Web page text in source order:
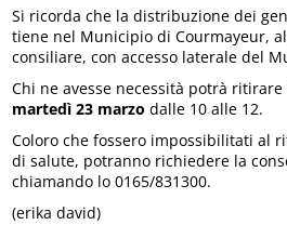
Si ricorda che la distribuzione dei
tiene nel Municipio di Courmayeur,
consiliare, con accesso laterale del
Chi ne avesse necessità potrà
martedì 23 marzodalle 10 alle 12.
Coloro che fossero impossibilitati al
di salute, potranno richiedere la
chiamando lo 0165/831300.
(erika david)